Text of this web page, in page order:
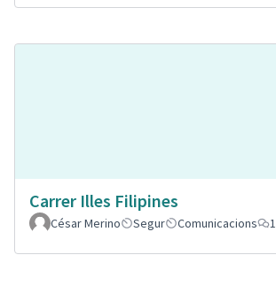
Carrer Illes Filipines
César Merino
Segur Comunicacions 1